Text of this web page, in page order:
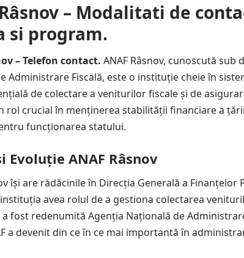
– Modalitati de
si program.
– Telefon contact. ANAF Râsnov, cunoscută
Administrare Fiscală, este o instituție cheie în
de colectare a veniturilor fiscale și de
rol crucial în menținerea stabilității financiare a
funcționarea statului.
Evoluție ANAF Râsnov
își are rădăcinile în Direcția Generală a Finanțelor
avea rolul de a gestiona colectarea
a fost redenumită Agenția Națională de
a devenit din ce în ce mai importantă în